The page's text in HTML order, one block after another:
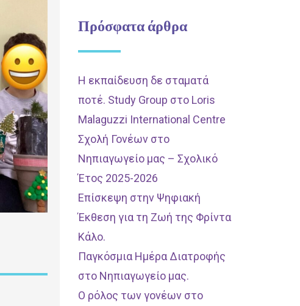
Πρόσφατα άρθρα
Η εκπαίδευση δε σταματά
ποτέ. Study Group στο Loris
Malaguzzi International Centre
Σχολή Γονέων στο
Νηπιαγωγείο μας – Σχολικό
Έτος 2025-2026
Επίσκεψη στην Ψηφιακή
Έκθεση για τη Ζωή της Φρίντα
Κάλο.
Παγκόσμια Ημέρα Διατροφής
στο Νηπιαγωγείο μας.
Ο ρόλος των γονέων στο